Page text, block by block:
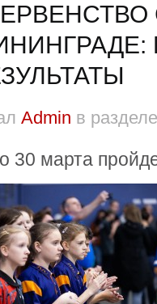
Admin в разделе
30 марта